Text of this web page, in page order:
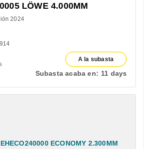
LÖWE 4.000MM
2024
A la subasta
Subasta acaba en: 11 days